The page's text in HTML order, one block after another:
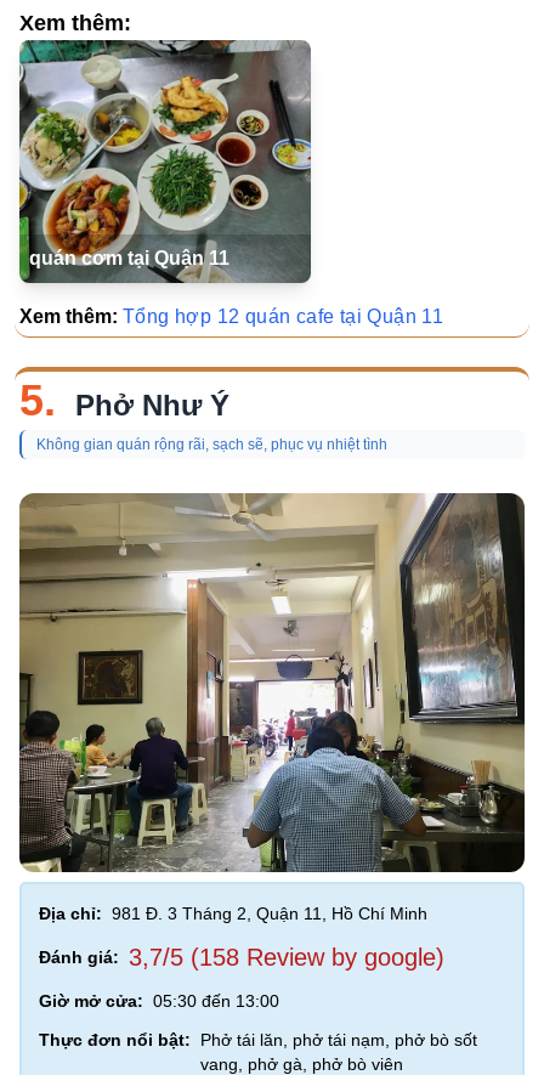
Xem thêm:
quán cơm tại Quận 11
Xem thêm: Tổng hợp 12 quán cafe tại Quận 11
5. Phở Như Ý
Không gian quán rộng rãi, sạch sẽ, phục vụ nhiệt tình
Địa chỉ: 981 Đ. 3 Tháng 2, Quận 11, Hồ Chí Minh
Đánh giá: 3,7/5 (158 Review by google)
Giờ mở cửa: 05:30 đến 13:00
Thực đơn nổi bật:
Phở tái lăn, phở tái nạm, phở bò sốt
vang, phở gà, phở bò viên